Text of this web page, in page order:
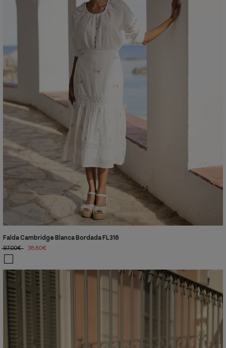
Falda Cambridge Blanca Bordada FL316
97,00€
38,80€